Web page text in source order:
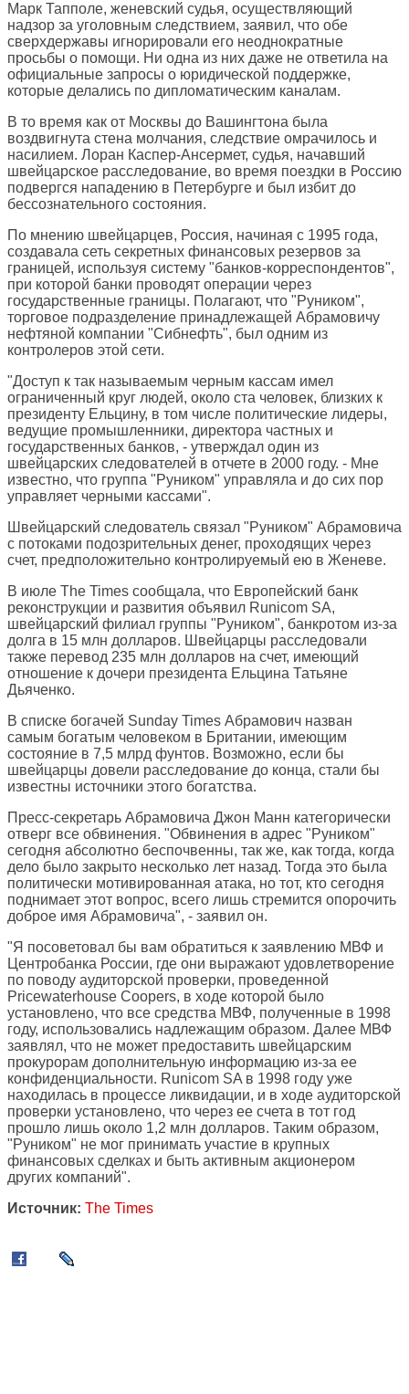
Марк Тапполе, женевский судья, осуществляющий
надзор за уголовным следствием, заявил, что обе
сверхдержавы игнорировали его неоднократные
просьбы о помощи. Ни одна из них даже не ответила на
официальные запросы о юридической поддержке,
которые делались по дипломатическим каналам.
В то время как от Москвы до Вашингтона была
воздвигнута стена молчания, следствие омрачилось и
насилием. Лоран Каспер-Ансермет, судья, начавший
швейцарское расследование, во время поездки в Россию
подвергся нападению в Петербурге и был избит до
бессознательного состояния.
По мнению швейцарцев, Россия, начиная с 1995 года,
создавала сеть секретных финансовых резервов за
границей, используя систему "банков-корреспондентов",
при которой банки проводят операции через
государственные границы. Полагают, что "Руником",
торговое подразделение принадлежащей Абрамовичу
нефтяной компании "Сибнефть", был одним из
контролеров этой сети.
"Доступ к так называемым черным кассам имел
ограниченный круг людей, около ста человек, близких к
президенту Ельцину, в том числе политические лидеры,
ведущие промышленники, директора частных и
государственных банков, - утверждал один из
швейцарских следователей в отчете в 2000 году. - Мне
известно, что группа "Руником" управляла и до сих пор
управляет черными кассами".
Швейцарский следователь связал "Руником" Абрамовича
с потоками подозрительных денег, проходящих через
счет, предположительно контролируемый ею в Женеве.
В июле The Times сообщала, что Европейский банк
реконструкции и развития объявил Runicom SA,
швейцарский филиал группы "Руником", банкротом из-за
долга в 15 млн долларов. Швейцарцы расследовали
также перевод 235 млн долларов на счет, имеющий
отношение к дочери президента Ельцина Татьяне
Дьяченко.
В списке богачей Sunday Times Абрамович назван
самым богатым человеком в Британии, имеющим
состояние в 7,5 млрд фунтов. Возможно, если бы
швейцарцы довели расследование до конца, стали бы
известны источники этого богатства.
Пресс-секретарь Абрамовича Джон Манн категорически
отверг все обвинения. "Обвинения в адрес "Руником"
сегодня абсолютно беспочвенны, так же, как тогда, когда
дело было закрыто несколько лет назад. Тогда это была
политически мотивированная атака, но тот, кто сегодня
поднимает этот вопрос, всего лишь стремится опорочить
доброе имя Абрамовича", - заявил он.
"Я посоветовал бы вам обратиться к заявлению МВФ и
Центробанка России, где они выражают удовлетворение
по поводу аудиторской проверки, проведенной
Pricewaterhouse Coopers, в ходе которой было
установлено, что все средства МВФ, полученные в 1998
году, использовались надлежащим образом. Далее МВФ
заявлял, что не может предоставить швейцарским
прокурорам дополнительную информацию из-за ее
конфиденциальности. Runicom SA в 1998 году уже
находилась в процессе ликвидации, и в ходе аудиторской
проверки установлено, что через ее счета в тот год
прошло лишь около 1,2 млн долларов. Таким образом,
"Руником" не мог принимать участие в крупных
финансовых сделках и быть активным акционером
других компаний".
Источник: The Times